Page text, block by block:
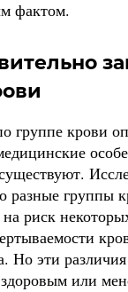
фактом.
группе крови
разные группы
риск
Но эти
или